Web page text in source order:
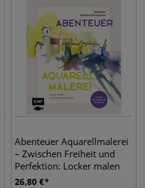
Abenteuer Aquarellmalerei
– Zwischen Freiheit und
Perfektion: Locker malen
mit Gerhard Ruhland
26,80 €